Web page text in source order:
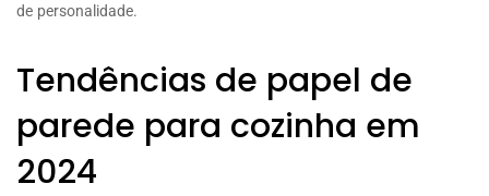
de personalidade.
Tendências de papel de
parede para cozinha em
2024